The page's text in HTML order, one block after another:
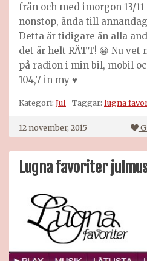
från och med imorgon 13/
nonstop, ända till
Detta är tidigare än alla
det är helt RÄTT! 😀 Nu vet
på radion i min bil, mobil
104,7 in my ♥
Kategori: Jul Taggar: lugna
12 november, 2015
Lugna favoriter